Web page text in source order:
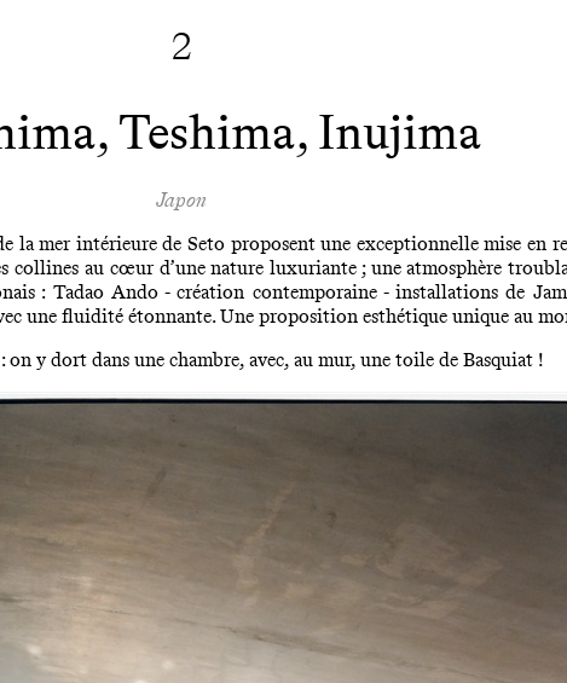
2
Teshima, Inujima
Japon
mer intérieure de Seto proposent une exceptionnelle mise en
collines au cœur d’une nature luxuriante ; une atmosphère
: Tadao Ando - création contemporaine - installations de
une fluidité étonnante. Une proposition esthétique unique au
y dort dans une chambre, avec, au mur, une toile de Basquiat !